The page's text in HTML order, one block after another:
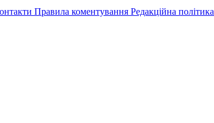
Правила коментування Редакційна політика